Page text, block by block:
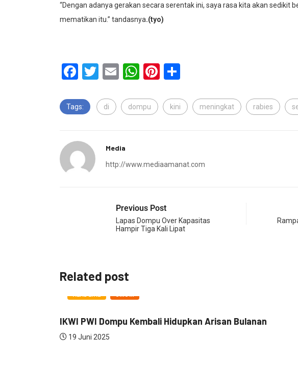
“Dengan adanya gerakan secara serentak ini, saya rasa kita akan sedikit
mematikan itu.” tandasnya.(tyo)
Facebook
Twitter
EmailWhatsApp
Pinterest
Tags: di dompu kini meningkat rabies
Media
http://www.mediaamanat.com
Previous Post
Lapas Dompu Over Kapasitas
Hampir Tiga Kali Lipat
Related post
HEADLINE UMUM
IKWI PWI Dompu Kembali Hidupkan Arisan Bulanan
19 Juni 2025